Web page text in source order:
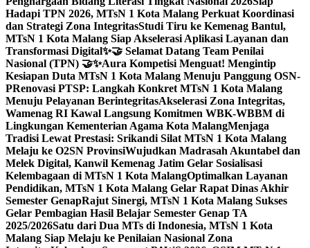
Hadapi TPN 2026, MTsN 1 Kota Malang Perkuat Koordinasi
dan Strategi Zona IntegritasStudi Tiru ke Kemenag Bantul,
MTsN 1 Kota Malang Siap Akselerasi Aplikasi Layanan dan
Transformasi Digital✨🤝 Selamat Datang Team Penilai
Nasional (TPN) 🤝✨Aura Kompetisi Menguat! Mengintip
Kesiapan Duta MTsN 1 Kota Malang Menuju Panggung OSN-
PRenovasi PTSP: Langkah Konkret MTsN 1 Kota Malang
Menuju Pelayanan BerintegritasAkselerasi Zona Integritas,
Wamenag RI Kawal Langsung Komitmen WBK-WBBM di
Lingkungan Kementerian Agama Kota MalangMenjaga
Tradisi Lewat Prestasi: Srikandi Silat MTsN 1 Kota Malang
Melaju ke O2SN ProvinsiWujudkan Madrasah Akuntabel dan
Melek Digital, Kanwil Kemenag Jatim Gelar Sosialisasi
Kelembagaan di MTsN 1 Kota MalangOptimalkan Layanan
Pendidikan, MTsN 1 Kota Malang Gelar Rapat Dinas Akhir
Semester GenapRajut Sinergi, MTsN 1 Kota Malang Sukses
Gelar Pembagian Hasil Belajar Semester Genap TA
2025/2026Satu dari Dua MTs di Indonesia, MTsN 1 Kota
Malang Siap Melaju ke Penilaian Nasional Zona